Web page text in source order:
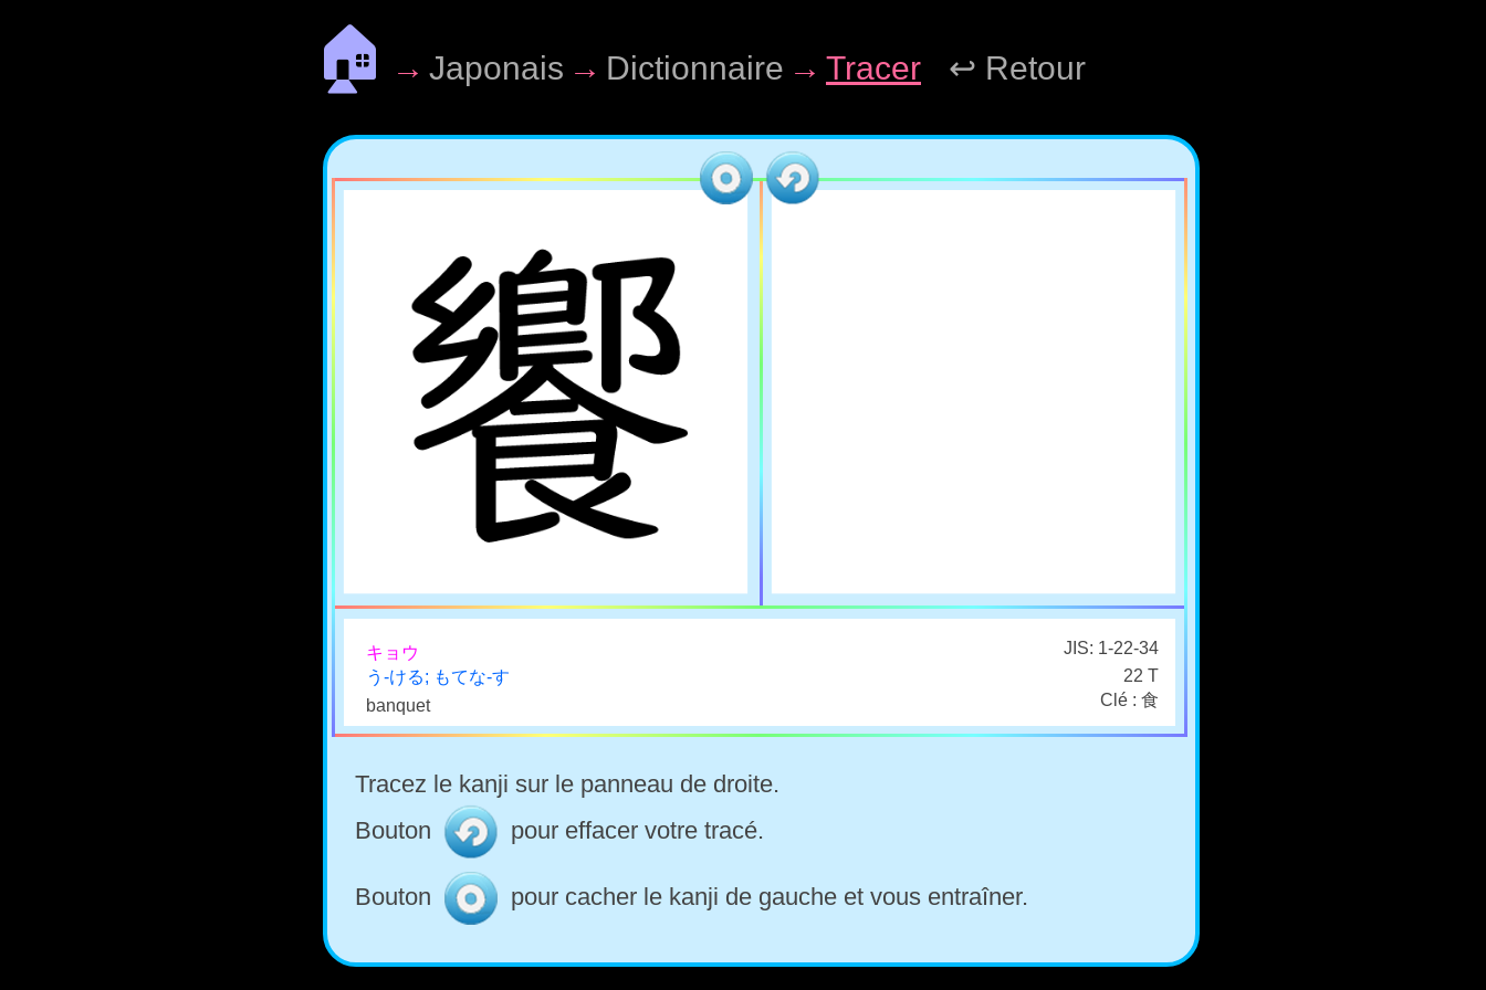
🏠 → Japonais → Dictionnaire → Tracer ↩ Retour
キョウ
JIS: 1-22-34
う-ける; もてな-す
22 T
banquet
Clé : 食
Tracez le kanji sur le panneau de droite.
Bouton
pour effacer votre tracé.
Bouton pour cacher le kanji de gauche et vous entraîner.